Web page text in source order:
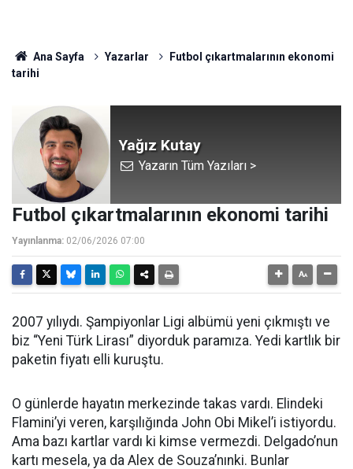
Ana Sayfa Yazarlar
Futbol çıkartmalarının ekonomi
tarihi
Yağız Kutay
Yazarın Tüm Yazıları >
Futbol çıkartmalarının ekonomi tarihi
Yayınlanma: 02/06/2026 07:00
2007 yılıydı. Şampiyonlar Ligi albümü yeni çıkmıştı ve
biz “Yeni Türk Lirası” diyorduk paramıza. Yedi kartlık bir
paketin fiyatı elli kuruştu.
O günlerde hayatın merkezinde takas vardı. Elindeki
Flamini’yi veren, karşılığında John Obi Mikel’i istiyordu.
Ama bazı kartlar vardı ki kimse vermezdi. Delgado’nun
kartı mesela, ya da Alex de Souza’nınki. Bunlar